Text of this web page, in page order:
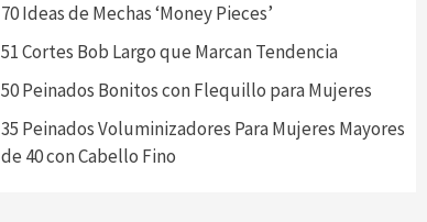
70 Ideas de Mechas ‘Money Pieces’
51 Cortes Bob Largo que Marcan Tendencia
50 Peinados Bonitos con Flequillo para Mujeres
35 Peinados Voluminizadores Para Mujeres Mayores
de 40 con Cabello Fino